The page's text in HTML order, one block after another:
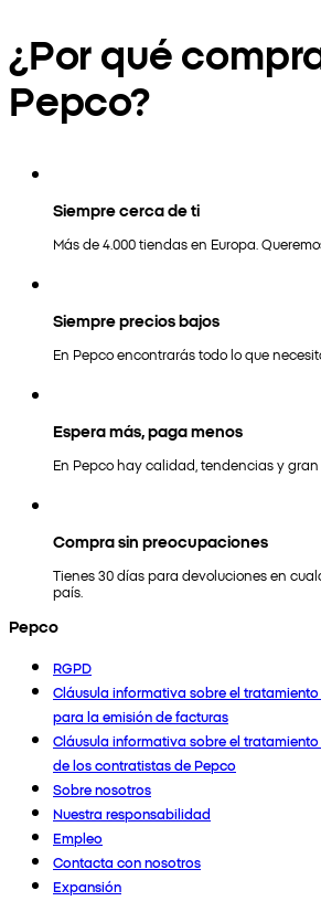
¿Por qué
Pepco?
Siempre cerca de ti
Más de 4.000 tiendas en Europa.
Siempre precios bajos
En Pepco encontrarás todo lo que
Espera más, paga menos
En Pepco hay calidad, tendencias y
Compra sin preocupaciones
Tienes 30 días para devoluciones en
país.
Pepco
RGPD
Cláusula informativa sobre el
para la emisión de facturas
Cláusula informativa sobre el
de los contratistas de Pepco
Sobre nosotros
Nuestra responsabilidad
Empleo
Contacta con nosotros
Expansión